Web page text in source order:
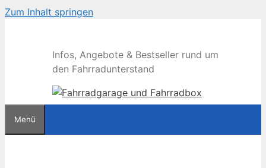
Zum Inhalt springen
Infos, Angebote & Bestseller rund um
den Fahrradunterstand
Menü